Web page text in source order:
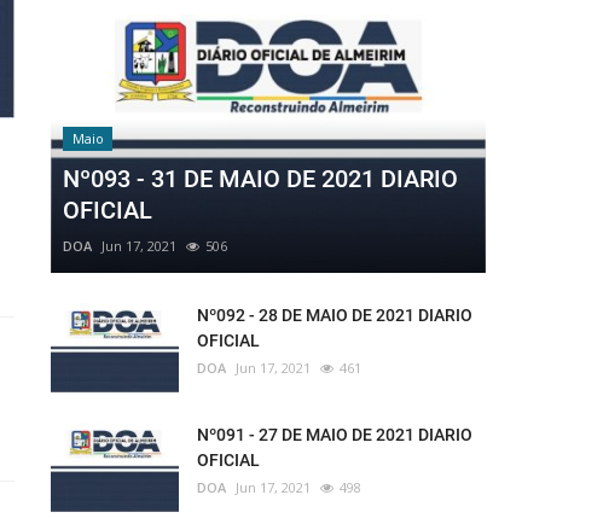
Maio
Nº093 - 31 DE MAIO DE 2021 DIARIO
OFICIAL
DOA Jun 17, 2021 506
Nº092 - 28 DE MAIO DE 2021 DIARIO
OFICIAL
DOA Jun 17, 2021 461
Nº091 - 27 DE MAIO DE 2021 DIARIO
OFICIAL
DOA Jun 17, 2021 498